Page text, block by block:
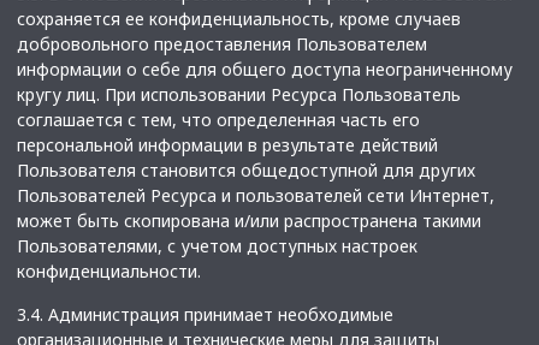
сохраняется ее конфиденциальность, кроме случаев
добровольного предоставления Пользователем
информации о себе для общего доступа неограниченному
кругу лиц. При использовании Ресурса Пользователь
соглашается с тем, что определенная часть его
персональной информации в результате действий
Пользователя становится общедоступной для других
Пользователей Ресурса и пользователей сети Интернет,
может быть скопирована и/или распространена такими
Пользователями, с учетом доступных настроек
конфиденциальности.
3.4. Администрация принимает необходимые
организационные и технические меры для защиты